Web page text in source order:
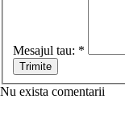
Mesajul tau: *
Nu exista comentarii